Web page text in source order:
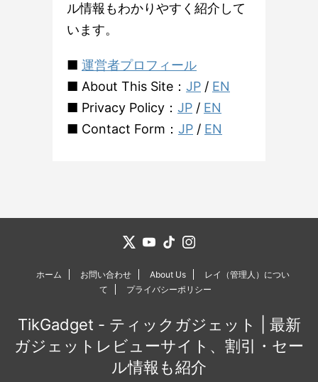
ル情報もわかりやすく紹介して
います。
■ 運営者プロフィール
■ About This Site： JP / EN
■ Privacy Policy： JP / EN
■ Contact Form： JP / EN
ホーム お問い合わせ About Us
レイ（管理人）につい
て
プライバシーポリシー
TikGadget - ティックガジェット | 最新
ガジェットレビューサイト、割引・セー
ル情報も紹介